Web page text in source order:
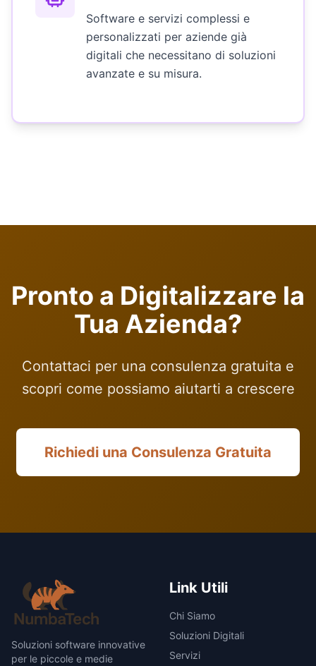
Software e servizi complessi e
personalizzati per aziende già
digitali che necessitano di soluzioni
avanzate e su misura.
Pronto a Digitalizzare la
Tua Azienda?
Contattaci per una consulenza gratuita e
scopri come possiamo aiutarti a crescere
Richiedi una Consulenza Gratuita
Soluzioni software innovative
per le piccole e medie
Link Utili
Chi Siamo
Soluzioni Digitali
Servizi